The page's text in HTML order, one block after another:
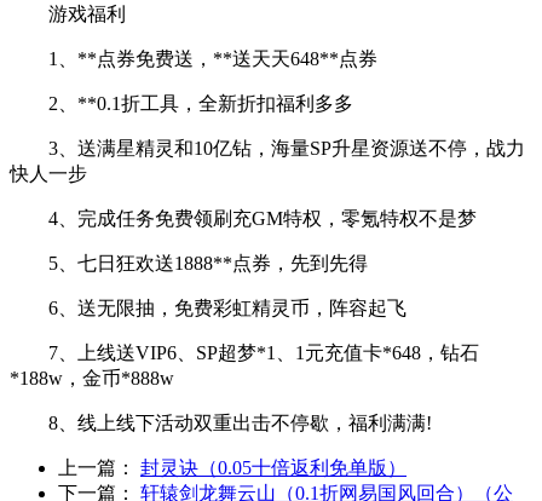
游戏福利
1、**点券免费送，**送天天648**点券
2、**0.1折工具，全新折扣福利多多
3、送满星精灵和10亿钻，海量SP升星资源送不停，战力
快人一步
4、完成任务免费领刷充GM特权，零氪特权不是梦
5、七日狂欢送1888**点券，先到先得
6、送无限抽，免费彩虹精灵币，阵容起飞
7、上线送VIP6、SP超梦*1、1元充值卡*648，钻石
*188w，金币*888w
8、线上线下活动双重出击不停歇，福利满满!
上一篇：
封灵诀（0.05十倍返利免单版）
下一篇：
轩辕剑龙舞云山（0.1折网易国风回合）（公